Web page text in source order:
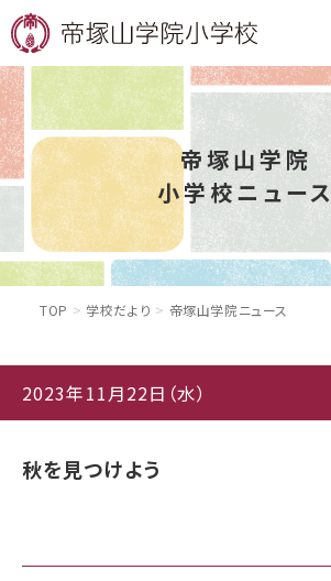
帝塚山学院
小学校ニュース
TOP 学校だより 帝塚山学院ニュース
2023年11月22日（水）
秋を見つけよう